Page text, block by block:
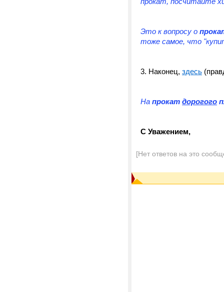
Это к вопросу о
тоже самое, что
3. Наконец, здесь
На прокат дорогого
С Уважением,
[Нет ответов на это